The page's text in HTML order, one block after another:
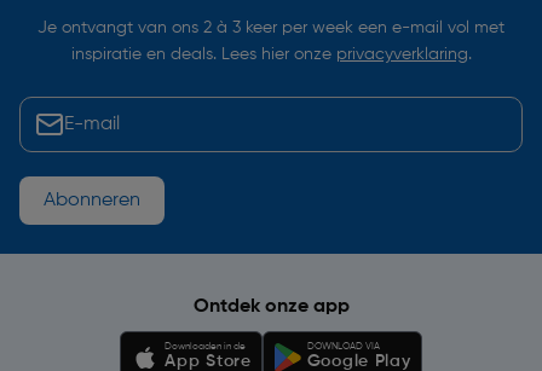
Je ontvangt van ons 2 à 3 keer per week een e-mail vol met
inspiratie en deals. Lees hier onze privacyverklaring.
Abonneren
Ontdek onze app
Downloaden in de
App Store
DOWNLOAD VIA
Google Play